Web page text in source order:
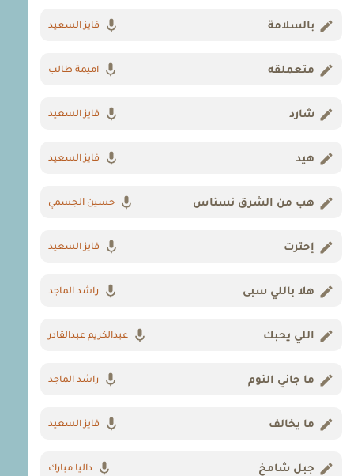
بالسلامة فايز السعيد
متعملقه اميمة طالب
شارد فايز السعيد
هيد فايز السعيد
هب من الشرق نسناس حسين الجسمي
إحترت فايز السعيد
هلا باللي سبى راشد الماجد
اللي يحبك عبدالكريم عبدالقادر
ما جاني النوم راشد الماجد
ما يخالف فايز السعيد
جبل شامخ داليا مبارك